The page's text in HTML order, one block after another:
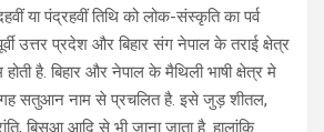
या पंद्रहवीं तिथि को लोक-संस्कृति का पर्व
उत्तर प्रदेश और बिहार संग नेपाल के तराई क्षेत्र
है. बिहार और नेपाल के मैथिली भाषी क्षेत्र मे
सतुआन नाम से प्रचलित है. इसे जुड़ शीतल,
बिसुआ आदि से भी जाना जाता है. हालांकि